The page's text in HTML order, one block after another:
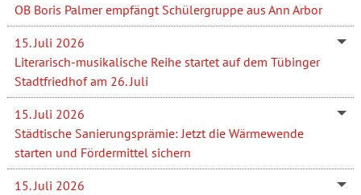
OB Boris Palmer empfängt Schülergruppe aus Ann Arbor
15. Juli 2026
Literarisch-musikalische Reihe startet auf dem Tübinger
Stadtfriedhof am 26. Juli
15. Juli 2026
Städtische Sanierungsprämie: Jetzt die Wärmewende
starten und Fördermittel sichern
15. Juli 2026